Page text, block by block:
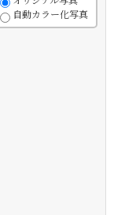
自動カラー化写真